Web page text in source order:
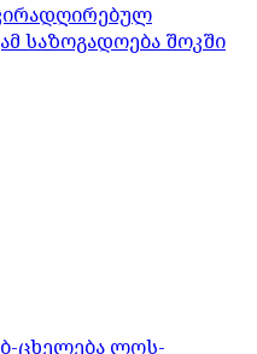
საზოგადოება შოკში
ცხელება ლოს-